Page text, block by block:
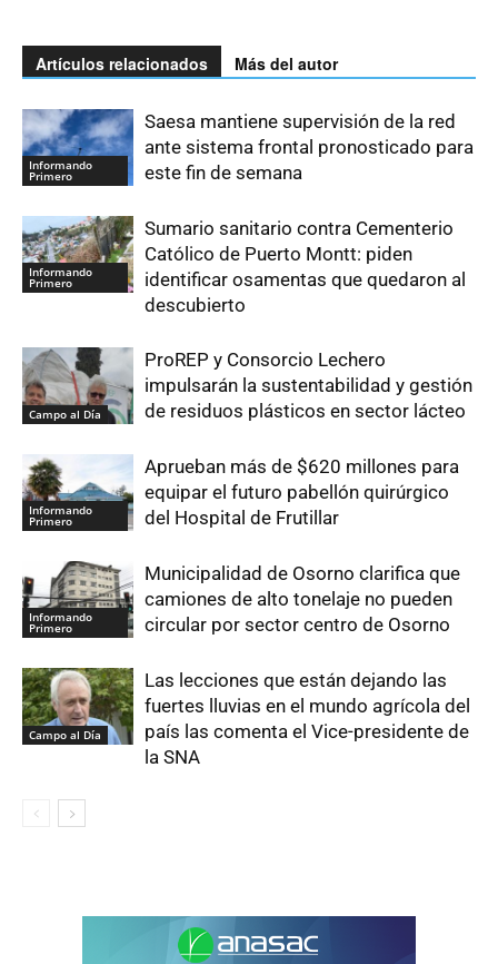
Artículos relacionados Más del autor
Informando
Primero
Saesa mantiene supervisión de la red
ante sistema frontal pronosticado para
este fin de semana
Informando
Primero
Sumario sanitario contra Cementerio
Católico de Puerto Montt: piden
identificar osamentas que quedaron al
descubierto
Campo al Día
ProREP y Consorcio Lechero
impulsarán la sustentabilidad y gestión
de residuos plásticos en sector lácteo
Informando
Primero
Aprueban más de $620 millones para
equipar el futuro pabellón quirúrgico
del Hospital de Frutillar
Informando
Primero
Municipalidad de Osorno clarifica que
camiones de alto tonelaje no pueden
circular por sector centro de Osorno
Campo al Día
Las lecciones que están dejando las
fuertes lluvias en el mundo agrícola del
país las comenta el Vice-presidente de
la SNA